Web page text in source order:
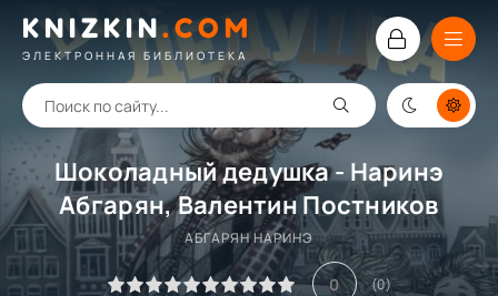
KNIZKIN.COM
ЭЛЕКТРОННАЯ БИБЛИОТЕКА
Шоколадный дедушка - Наринэ
Абгарян, Валентин Постников
АБГАРЯН НАРИНЭ
0 (0)